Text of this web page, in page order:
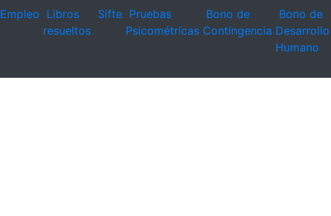
Empleo Libros
resueltos
Sifte Pruebas
Psicométricas
Bono de
Contingencia
Bono de
Desarrollo
Humano